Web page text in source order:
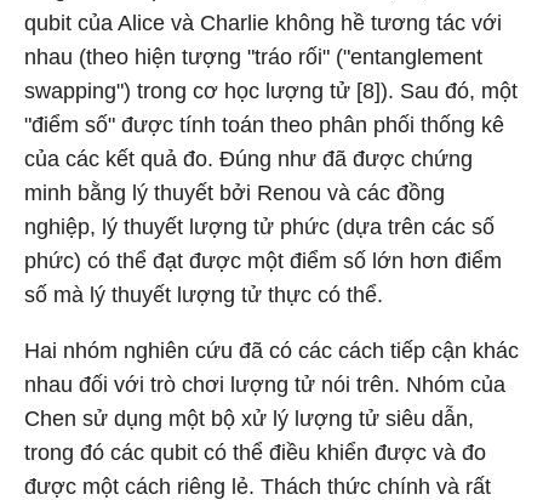
qubit của Alice và Charlie không hề tương tác với
nhau (theo hiện tượng "tráo rối" ("entanglement
swapping") trong cơ học lượng tử [8]). Sau đó, một
"điểm số" được tính toán theo phân phối thống kê
của các kết quả đo. Đúng như đã được chứng
minh bằng lý thuyết bởi Renou và các đồng
nghiệp, lý thuyết lượng tử phức (dựa trên các số
phức) có thể đạt được một điểm số lớn hơn điểm
số mà lý thuyết lượng tử thực có thể.
Hai nhóm nghiên cứu đã có các cách tiếp cận khác
nhau đối với trò chơi lượng tử nói trên. Nhóm của
Chen sử dụng một bộ xử lý lượng tử siêu dẫn,
trong đó các qubit có thể điều khiển được và đo
được một cách riêng lẻ. Thách thức chính và rất